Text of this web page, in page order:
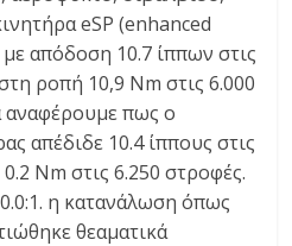
eSP (enhanced
απόδοση 10.7 ίππων στις
ροπή 10,9 Nm στις 6.000
αναφέρουμε πως ο
απέδιδε 10.4 ίππους στις
Nm στις 6.250 στροφές.
η κατανάλωση όπως
θεαματικά